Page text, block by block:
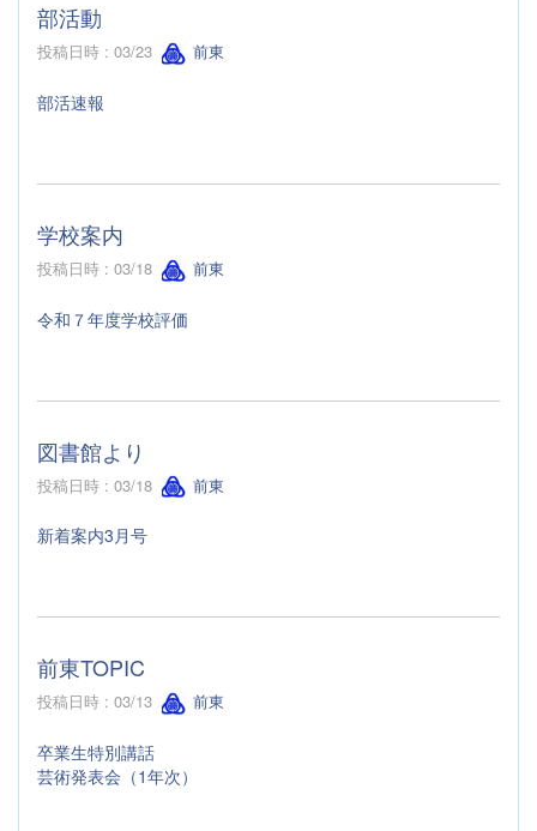
部活動
投稿日時 : 03/23 前東
部活速報
学校案内
投稿日時 : 03/18 前東
令和７年度学校評価
図書館より
投稿日時 : 03/18 前東
新着案内3月号
前東TOPIC
投稿日時 : 03/13 前東
卒業生特別講話
芸術発表会（1年次）